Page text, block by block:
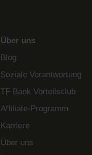
Über uns
Blog
Soziale Verantwortung
TF Bank Vorteilsclub
Affiliate-Programm
Karriere
Über uns